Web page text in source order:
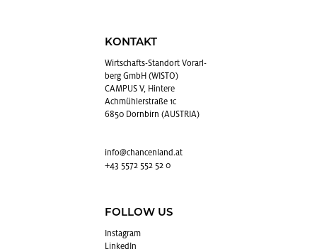
KONTAKT
Wirt­schafts-Stand­ort Vor­arl­
berg GmbH (WISTO)
CAMPUS V, Hintere
Achmühlerstraße 1c
6850 Dornbirn (AUSTRIA)
info@​chancenland.​at
+43 5572 552 52 0
FOLLOW US
In­sta­gram
Lin­kedIn